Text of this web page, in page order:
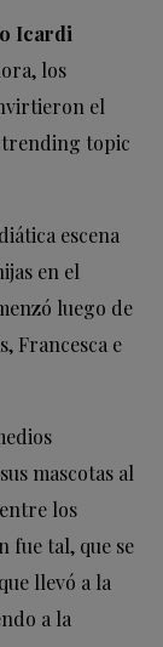
Icardi
los
el
trending topic
escena
en el
luego de
Francesca e
mascotas al
los
fue tal, que se
llevó a la
a la